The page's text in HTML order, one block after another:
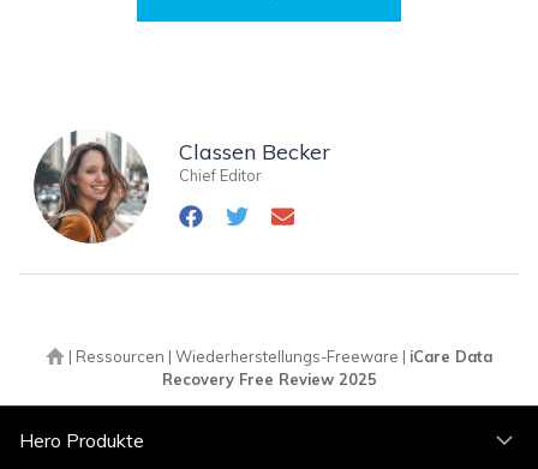
Classen Becker
Chief Editor
| Ressourcen | Wiederherstellungs-Freeware | iCare Data
Recovery Free Review 2025
Hero Produkte